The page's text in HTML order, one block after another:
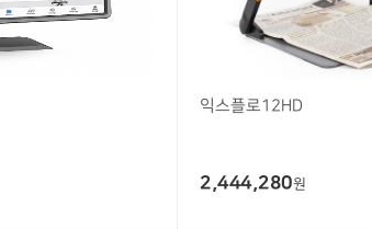
익스플로12HD
2,444,280원